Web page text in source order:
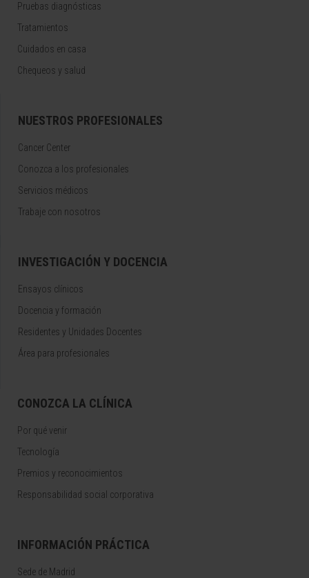
Pruebas diagnósticas
Tratamientos
Cuidados en casa
Chequeos y salud
NUESTROS PROFESIONALES
Cancer Center
Conozca a los profesionales
Servicios médicos
Trabaje con nosotros
INVESTIGACIÓN Y DOCENCIA
Ensayos clínicos
Docencia y formación
Residentes y Unidades Docentes
Área para profesionales
CONOZCA LA CLÍNICA
Por qué venir
Tecnología
Premios y reconocimientos
Responsabilidad social corporativa
INFORMACIÓN PRÁCTICA
Sede de Madrid